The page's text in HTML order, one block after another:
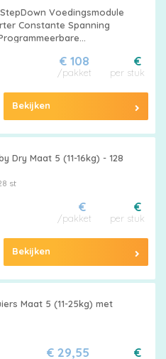
Voedingsmodule
Constante Spanning
met Display .
€
per stuk
€ 108
/pakket
Bekijken
Dry Maat 5 (11-16kg) - 128
st
€
per stuk
€
/pakket
Bekijken
Maat 5 (11-25kg) met
€
€ 29,55